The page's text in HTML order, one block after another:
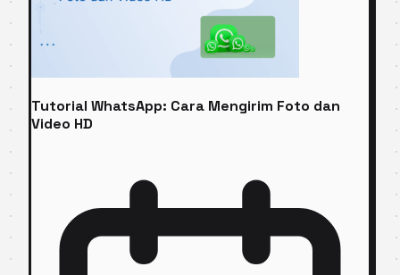
Tutorial WhatsApp: Cara Mengirim Foto dan
Video HD